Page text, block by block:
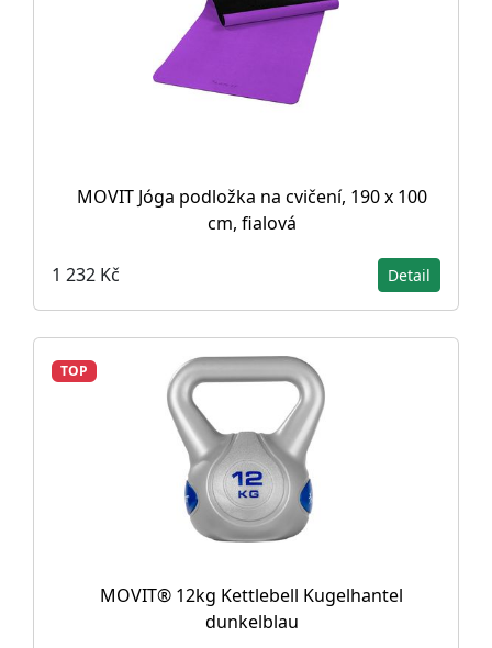
MOVIT Jóga podložka na cvičení, 190 x 100
cm, fialová
1 232 Kč Detail
TOP
MOVIT® 12kg Kettlebell Kugelhantel
dunkelblau